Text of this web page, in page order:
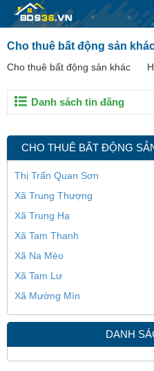
Cho thuê bất động sản
Cho thuê bất động sản khác
Danh sách tin đăng
CHO THUÊ BẤT ĐỘNG
Thị Trấn Quan Sơn
Xã Trung Thượng
Xã Trung Hạ
Xã Tam Thanh
Xã Na Mèo
Xã Tam Lư
Xã Mường Mìn
DANH